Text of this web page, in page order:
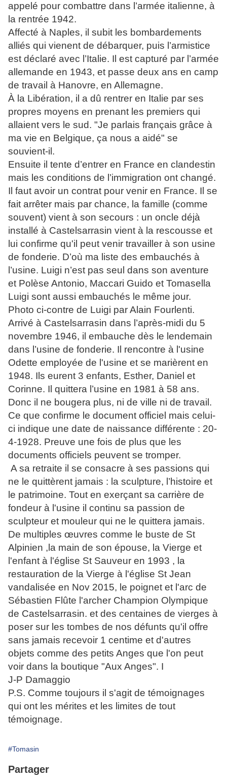
appelé pour combattre dans l’armée italienne, à
la rentrée 1942.
Affecté à Naples, il subit les bombardements
alliés qui vienent de débarquer, puis l’armistice
est déclaré avec l’Italie. Il est capturé par l’armée
allemande en 1943, et passe deux ans en camp
de travail à Hanovre, en Allemagne.
À la Libération, il a dû rentrer en Italie par ses
propres moyens en prenant les premiers qui
allaient vers le sud. "Je parlais français grâce à
ma vie en Belgique, ça nous a aidé" se
souvient-il.
Ensuite il tente d’entrer en France en clandestin
mais les conditions de l’immigration ont changé.
Il faut avoir un contrat pour venir en France. Il se
fait arrêter mais par chance, la famille (comme
souvent) vient à son secours : un oncle déjà
installé à Castelsarrasin vient à la rescousse et
lui confirme qu'il peut venir travailler à son usine
de fonderie. D’où ma liste des embauchés à
l’usine. Luigi n’est pas seul dans son aventure
et Polèse Antonio, Maccari Guido et Tomasella
Luigi sont aussi embauchés le même jour.
Photo ci-contre de Luigi par Alain Fourlenti.
Arrivé à Castelsarrasin dans l’après-midi du 5
novembre 1946, il embauche dès le lendemain
dans l’usine de fonderie. Il rencontre à l'usine
Odette employée de l'usine et se marièrent en
1948. Ils eurent 3 enfants, Esther, Daniel et
Corinne. Il quittera l’usine en 1981 à 58 ans.
Donc il ne bougera plus, ni de ville ni de travail.
Ce que confirme le document officiel mais celui-
ci indique une date de naissance différente : 20-
4-1928. Preuve une fois de plus que les
documents officiels peuvent se tromper.
A sa retraite il se consacre à ses passions qui
ne le quittèrent jamais : la sculpture, l’histoire et
le patrimoine. Tout en exerçant sa carrière de
fondeur à l'usine il continu sa passion de
sculpteur et mouleur qui ne le quittera jamais.
De multiples œuvres comme le buste de St
Alpinien ,la main de son épouse, la Vierge et
l'enfant à l'église St Sauveur en 1993 , la
restauration de la Vierge à l'église St Jean
vandalisée en Nov 2015, le poignet et l'arc de
Sébastien Flûte l'archer Champion Olympique
de Castelsarrasin. et des centaines de vierges à
poser sur les tombes de nos défunts qu'il offre
sans jamais recevoir 1 centime et d'autres
objets comme des petits Anges que l'on peut
voir dans la boutique "Aux Anges". I
J-P Damaggio
P.S. Comme toujours il s'agit de témoignages
qui ont les mérites et les limites de tout
témoignage.
#Tomasin
Partager